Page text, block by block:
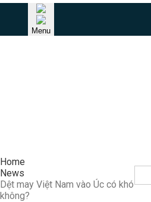
Menu
Home
News
Dệt may Việt Nam vào Úc có khó
không?